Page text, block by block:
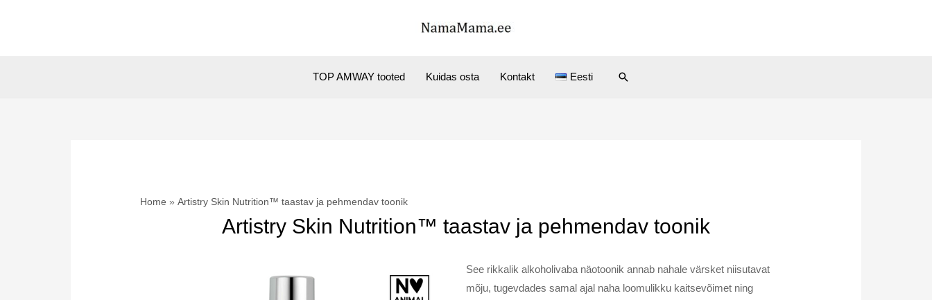
TOP AMWAY tooted Kuidas osta Kontakt Eesti Search
Home Artistry Skin Nutrition™ taastav ja pehmendav toonik
Artistry Skin Nutrition™ taastav ja pehmendav toonik
See rikkalik alkoholivaba näotoonik annab nahale värsket niisutavat
mõju, tugevdades samal ajal naha loomulikku kaitsevõimet ning